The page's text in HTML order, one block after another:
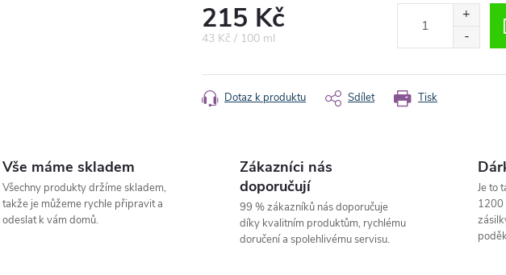
215 Kč
Měrná
43 Kč / 100 ml
Tisk
Dotaz k produktu Sdílet
Vše máme skladem
Všechny produkty držíme skladem,
takže je můžeme rychle připravit a
odeslat k vám domů.
Zákazníci nás
doporučují
99 % zákazníků nás doporučuje
díky kvalitním produktům, rychlému
doručení a spolehlivému servisu.
Je to
1200